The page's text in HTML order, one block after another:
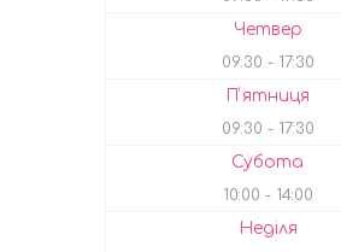
Четвер
09:30 17:30
Пʼятниця
09:30 17:30
Субота
10:00 14:00
Неділя